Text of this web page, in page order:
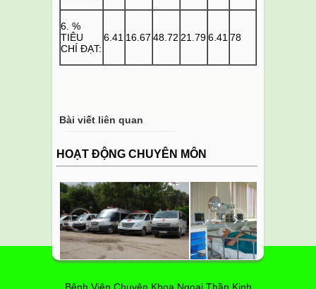
6. %
TIÊU
CHÍ ĐẠT:
6.41 16.67 48.72 21.796.41 78
Bài viết liên quan
HOẠT ĐỘNG CHUYÊN MÔN
‹ ›
Bệnh Viện Chuyên Khoa Ngoại Thần Kinh